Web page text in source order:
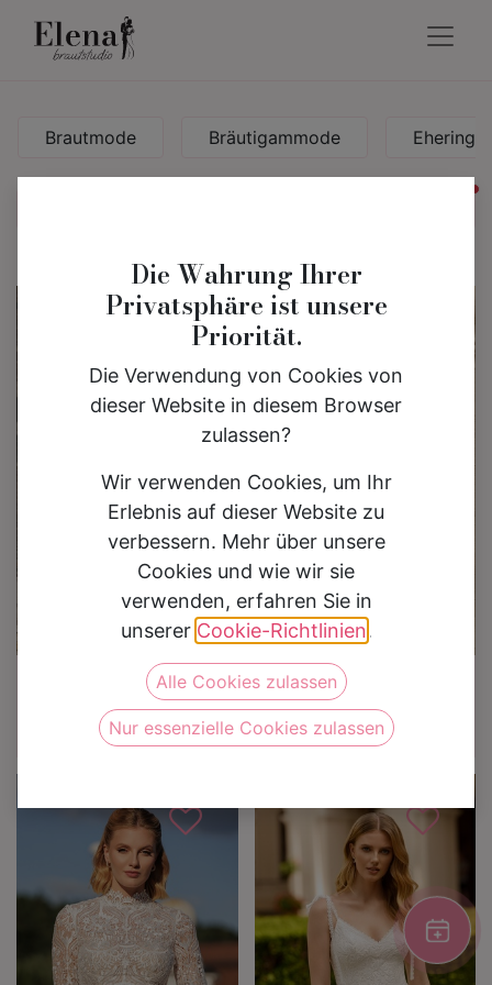
Brautmode Bräutigammode Eheringe
Zweiteiler
Rock 8057 Skirt
Brautkleider
Rock
Die Wahrung Ihrer
Privatsphäre ist unsere
Priorität.
Die Verwendung von Cookies von
dieser Website in diesem Browser
zulassen?
Wir verwenden Cookies, um Ihr
Erlebnis auf dieser Website zu
verbessern. Mehr über unsere
Cookies und wie wir sie
verwenden, erfahren Sie in
unserer Cookie-Richtlinien.
Alle Cookies zulassen
Nur essenzielle Cookies zulassen